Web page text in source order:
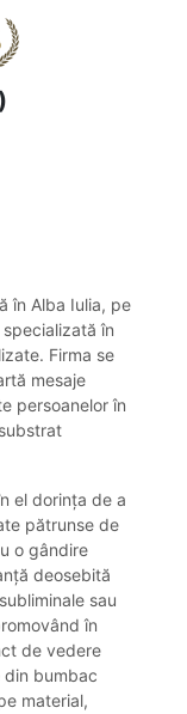
în Alba Iulia, pe
în
Firma se
mesaje
persoanelor în
el dorința de a
pătrunse de
o gândire
deosebită
sau
în
de vedere
din bumbac
material,